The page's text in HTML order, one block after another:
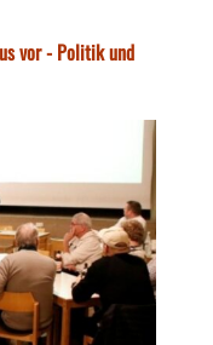
vor - Politik und